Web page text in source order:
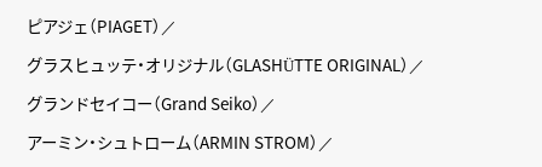
ピアジェ（PIAGET）
グラスヒュッテ・オリジナル（GLASHÜTTE ORIGINAL）
グランドセイコー（Grand Seiko）
アーミン・シュトローム（ARMIN STROM）